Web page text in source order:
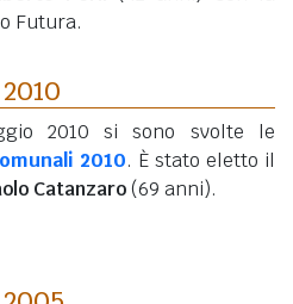
Futura.
2010 si sono svolte le
2010. È stato eletto il
Catanzaro(69 anni).